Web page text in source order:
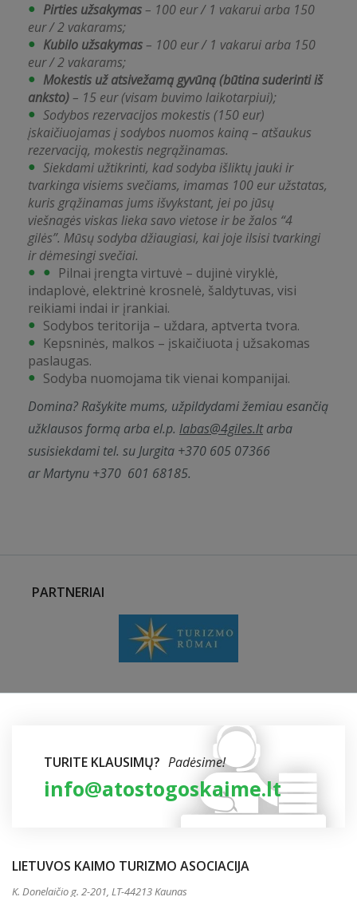
Pirties užsakymas– 100 eur / 1 vakarui arba 150
eur / 2 vakarams;
Kubilo užsakymas– 100 eur / 1 vakarui arba 150
eur / 2 vakarams;
Mokestis už atsivežamą gyvūną (būtina suderinti iš
anksto)– 15 eur (visam buvimo laikotarpiui);
Sodybos rezervacijos mokestis (150 eur)
įskaičiuojamas į sodybos nuomos kainą – atšaukus
rezervaciją, mokestis negrąžinamas.
Siekdami užtikrinti, kad sodyba išliktų jauki ir
tvarkinga visiems svečiams, imamas 100 eur užstatas,
kuris grąžinamas jums išvykstant, jei po jūsų
viešnagės viskas lieka savo vietose ir be žalos “4
gilės”. Mūsų sodyba džiaugiasi, kai joje ilsisi tvarkingi
ir dėmesingi svečiai.
Pilnai įrengta virtuvė – dujinė viryklė,
indaplovė, elektrinė krosnelė, šaldytuvas, visi
reikiami indai ir įrankiai.
Sodybos teritorija – uždara, aptverta tvora.
Kepsninės, malkos – įskaičiuota į užsakomas
paslaugas.
Sodyba nuomojama tik vienai kompanijai.
Domina? Rašykite mums, užpildydami žemiau esančią
užklausos formą arba el.p. labas@4giles.ltarba
susisiekdami tel. su Jurgita +370 605 07366
ar Martynu +370 601 68185.
PARTNERIAI
TURITE KLAUSIMŲ? Padėsime!
info@atostogoskaime.lt
LIETUVOS KAIMO TURIZMO ASOCIACIJA
K. Donelaičio g. 2-201, LT-44213 Kaunas